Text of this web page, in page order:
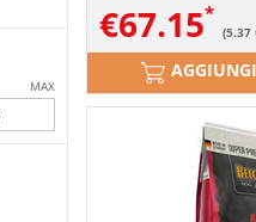
MAX
€67.15 (5.37